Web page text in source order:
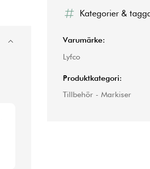
Kategorier &
Varumärke:
Lyfco
Produktkategori:
Tillbehör - Markiser